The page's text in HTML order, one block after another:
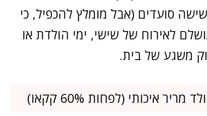
סועדים (אבל מומלץ להכפיל, כי
לאירוח של שישי, ימי הולדת או
משגע של בית.